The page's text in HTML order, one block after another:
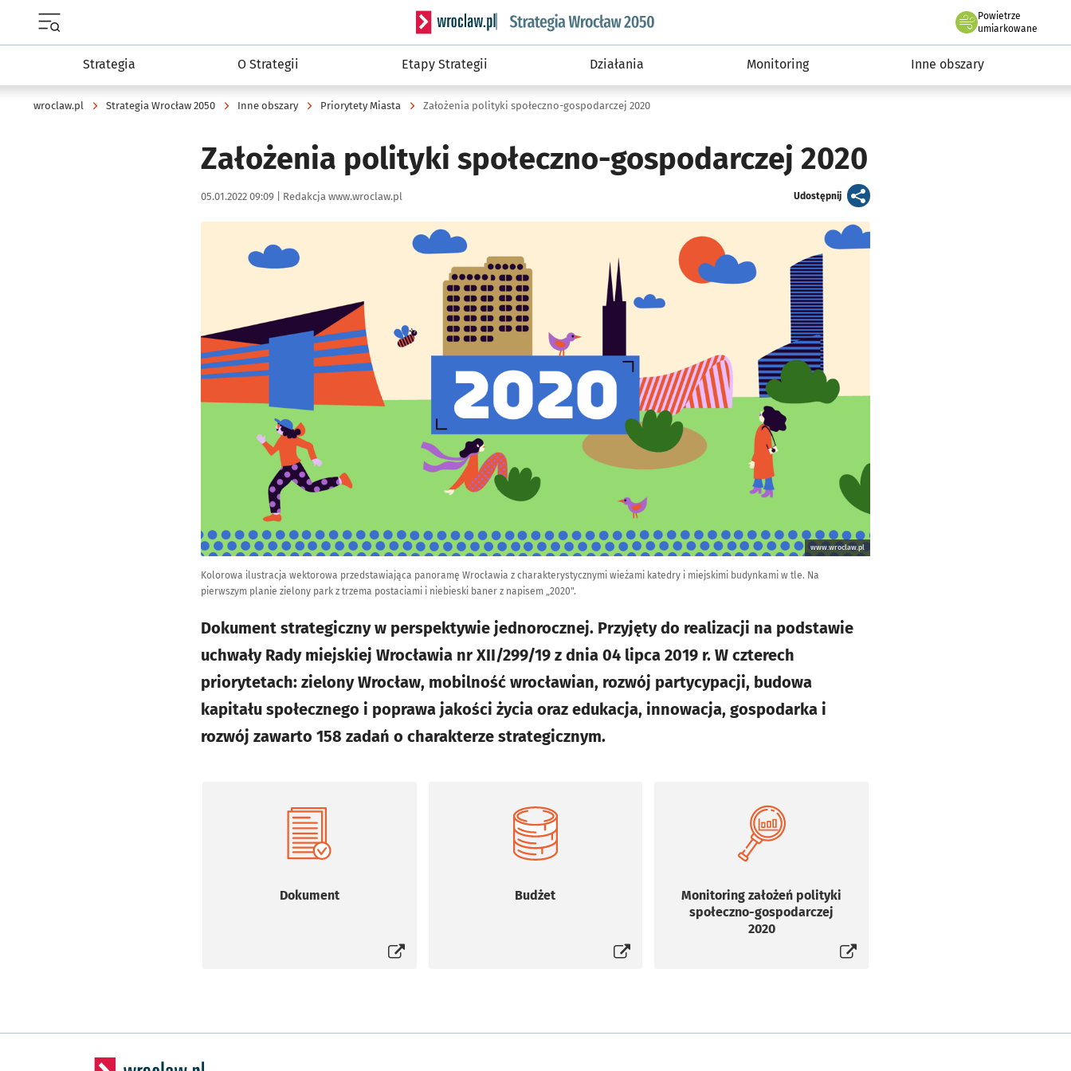
Serwis informacyjny wroclaw.pl podserwis: Strategia Wrocław 2050
Powietrze
we Wrocławiu
umiarkowane
Strategia O Strategii Etapy Strategii Działania Monitoring Inne obszary
wroclaw.pl Strategia Wrocław 2050 Inne obszary Priorytety Miasta Założenia polityki społeczno-gospodarczej 2020
Założenia polityki społeczno-gospodarczej 2020
Data publikacji:
05.01.2022 09:09 | Autor:
Redakcja www.wroclaw.pl Udostępnijartykuł
www.wroclaw.pl
Kolorowa ilustracja wektorowa przedstawiająca panoramę Wrocławia z charakterystycznymi wieżami katedry i miejskimi budynkami w tle. Na
pierwszym planie zielony park z trzema postaciami i niebieski baner z napisem „2020".
Dokument strategiczny w perspektywie jednorocznej. Przyjęty do realizacji na podstawie
uchwały Rady miejskiej Wrocławia nr XII/299/19 z dnia 04 lipca 2019 r. W czterech
priorytetach: zielony Wrocław, mobilność wrocławian, rozwój partycypacji, budowa
kapitału społecznego i poprawa jakości życia oraz edukacja, innowacja, gospodarka i
rozwój zawarto 158 zadań o charakterze strategicznym.
Dokument
Budżet
Monitoring założeń polityki
społeczno-gospodarczej
2020
Otworzy się w nowej karcie